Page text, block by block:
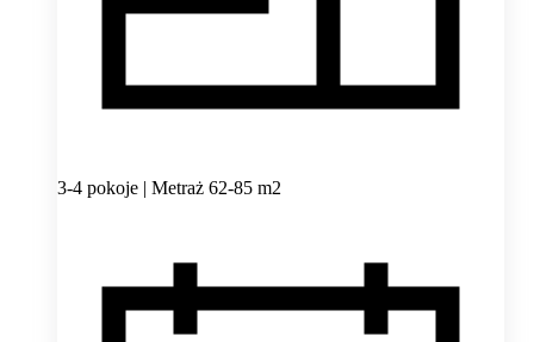
3-4 pokoje | Metraż 62-85 m2